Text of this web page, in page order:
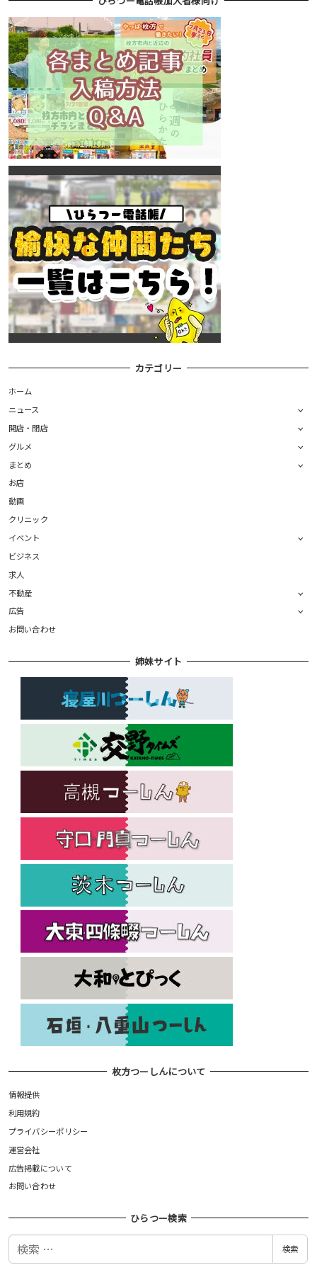
カテゴリー
ホーム
ニュース
開店・閉店
グルメ
まとめ
お店
動画
クリニック
イベント
ビジネス
求人
不動産
広告
お問い合わせ
姉妹サイト
枚方つーしんについて
情報提供
利用規約
プライバシーポリシー
運営会社
広告掲載について
お問い合わせ
ひらつー検索
検
検索